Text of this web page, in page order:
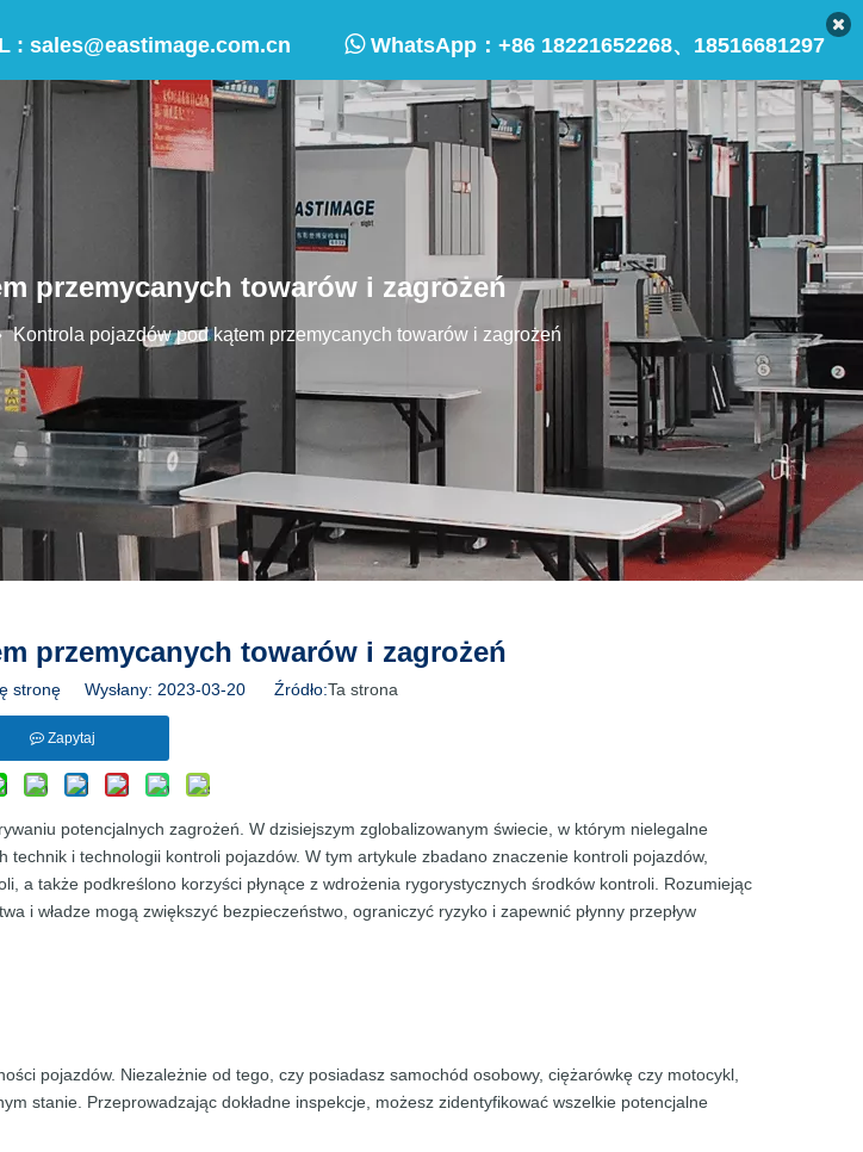
: sales@eastimage.com.cn WhatsApp： +86 18221652268、18516681297
przemycanych towarów i zagrożeń
Kontrola pojazdów pod kątem przemycanych towarów i zagrożeń
przemycanych towarów i zagrożeń
stronę Wysłany: 2023-03-20 Źródło:Ta strona
Zapytaj
potencjalnych zagrożeń. W dzisiejszym zglobalizowanym świecie, w którym nielegalne
i technologii kontroli pojazdów. W tym artykule zbadano znaczenie kontroli pojazdów,
a także podkreślono korzyści płynące z wdrożenia rygorystycznych środków kontroli. Rozumiejąc
i władze mogą zwiększyć bezpieczeństwo, ograniczyć ryzyko i zapewnić płynny przepływ
pojazdów. Niezależnie od tego, czy posiadasz samochód osobowy, ciężarówkę czy motocykl,
stanie. Przeprowadzając dokładne inspekcje, możesz zidentyfikować wszelkie potencjalne